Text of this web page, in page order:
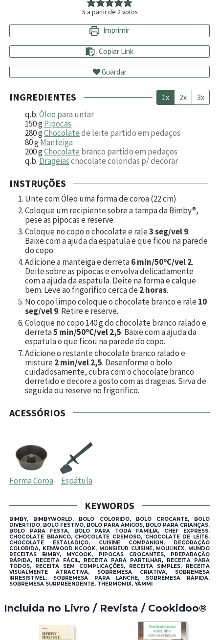
5 a partir de 2votos
Imprimir
Copiar Link
Guardar
INGREDIENTES 1x 2x 3x
q.b.Óleo para untar
150gPipocas
280gChocolatede leite partido em pedaços
80gManteiga
200gChocolate branco partido em pedaços
q.b. Drageiaschocolate coloridas p/ decorar
INSTRUÇÕES
Unte com Óleo uma forma de coroa (22 cm)
Coloque um recipiente sobre a tampa da Bimby®,
pese as pipocas e reserve.
Coloque no copo o chocolate e rale3 seg/vel 9.
Baixe com a ajuda da espatula e que ficou na parede
do copo.
Adicione a manteiga e derreta6 min/50ºC/vel 2.
Deite sobre as pipocas e envolva delicadamente
com a ajuda da espatula. Deite na forma e calque
bem. Leve ao frigorifico cerca de2 horas.
No copo limpo coloque o chocolate branco e rale10
seg/vel 9. Retire e reserve.
Coloque no copo 140g do chocolate branco ralado e
derreta5 min/50ºC/vel 2,5. Baixe com a ajuda da
espatula o que ficou na parede do copo.
Adicione o restante chocolate branco ralado e
misture2 min/vel 2,5. Desenforme o bolo
cuidadosamente, cubra com o chocolate branco
derretido e decore a gosto com as drageias. Sirva de
seguida ou reserve no frigorifico.
ACESSÓRIOS
Forma Coroa Espátula
KEYWORDS
BIMBY, BIMBYWORLD, BOLO COLORIDO, BOLO CROCANTE, BOLO
DIVERTIDO, BOLO FESTIVO, BOLO PARA AMIGOS, BOLO PARA CRIANÇAS,
BOLO PARA FESTA, BOLO PARA TODA FAMÍLIA, CHEF EXPRESS,
CHOCOLATE BRANCO, CHOCOLATE CREMOSO, CHOCOLATE DE LEITE,
CHOCOLATE ESTALADIÇO, CUISINE COMPANION, DECORAÇÃO
COLORIDA, KENWOOD KCOOK, MONSIEUR CUISINE, MOULINEX, MUNDO
RECEITAS BIMBY, MYCOOK, PIPOCAS CROCANTES, PREPARAÇÃO
RÁPIDA, RECEITA FÁCIL, RECEITA PARA PARTILHAR, RECEITA PARA
TODOS, RECEITA SEM COMPLICAÇÕES, RECEITA SIMPLES, RECEITA
VISUALMENTE ATRACTIVA, SOBREMESA CRIATIVA, SOBREMESA
IRRESISTÍVEL, SOBREMESA PARA LANCHE, SOBREMESA RÁPIDA,
SOBREMESA SURPREENDENTE, THERMOMIX, YÄMMI
Incluida no Livro / Revista / Cookidoo®